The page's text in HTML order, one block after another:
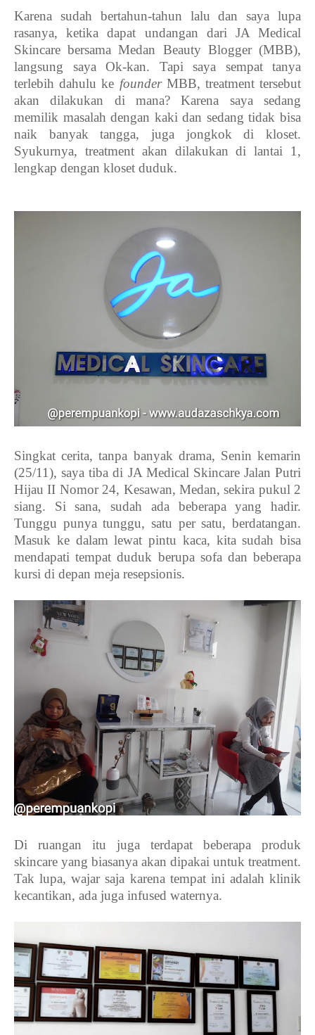
Karena sudah bertahun-tahun lalu dan saya lupa
rasanya, ketika dapat undangan dari JA Medical
Skincare bersama Medan Beauty Blogger (MBB),
langsung saya Ok-kan. Tapi saya sempat tanya
terlebih dahulu ke founderMBB, treatment tersebut
akan dilakukan di mana? Karena saya sedang
memilik masalah dengan kaki dan sedang tidak bisa
naik banyak tangga, juga jongkok di kloset.
Syukurnya, treatment akan dilakukan di lantai 1,
lengkap dengan kloset duduk.
Singkat cerita, tanpa banyak drama, Senin kemarin
(25/11), saya tiba di JA Medical Skincare Jalan Putri
Hijau II Nomor 24, Kesawan, Medan, sekira pukul 2
siang. Si sana, sudah ada beberapa yang hadir.
Tunggu punya tunggu, satu per satu, berdatangan.
Masuk ke dalam lewat pintu kaca, kita sudah bisa
mendapati tempat duduk berupa sofa dan beberapa
kursi di depan meja resepsionis.
Di ruangan itu juga terdapat beberapa produk
skincare yang biasanya akan dipakai untuk treatment.
Tak lupa, wajar saja karena tempat ini adalah klinik
kecantikan, ada juga infused waternya.